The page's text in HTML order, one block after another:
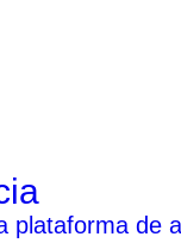
plataforma de